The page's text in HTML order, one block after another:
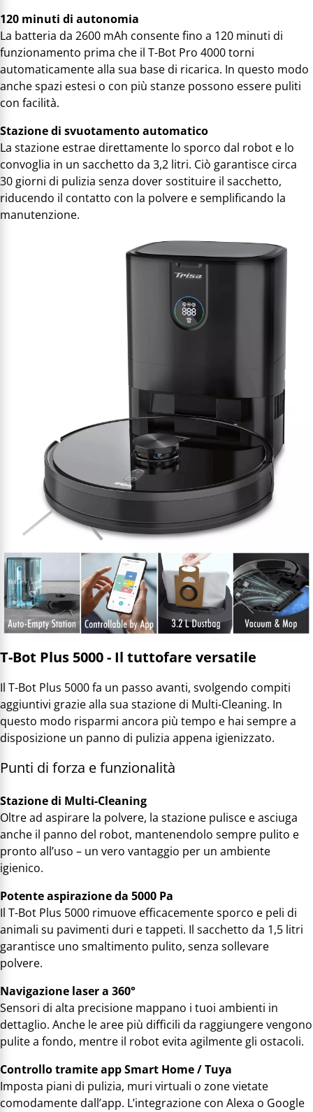
120 minuti di autonomia
La batteria da 2600 mAh consente fino a 120 minuti di
funzionamento prima che il T-Bot Pro 4000 torni
automaticamente alla sua base di ricarica. In questo modo
anche spazi estesi o con più stanze possono essere puliti
con facilità.
Stazione di svuotamento automatico
La stazione estrae direttamente lo sporco dal robot e lo
convoglia in un sacchetto da 3,2 litri. Ciò garantisce circa
30 giorni di pulizia senza dover sostituire il sacchetto,
riducendo il contatto con la polvere e semplificando la
manutenzione.
T-Bot Plus 5000 - Il tuttofare versatile
Il T-Bot Plus 5000 fa un passo avanti, svolgendo compiti
aggiuntivi grazie alla sua stazione di Multi-Cleaning. In
questo modo risparmi ancora più tempo e hai sempre a
disposizione un panno di pulizia appena igienizzato.
Punti di forza e funzionalità
Stazione di Multi-Cleaning
Oltre ad aspirare la polvere, la stazione pulisce e asciuga
anche il panno del robot, mantenendolo sempre pulito e
pronto all’uso – un vero vantaggio per un ambiente
igienico.
Potente aspirazione da 5000 Pa
Il T-Bot Plus 5000 rimuove efficacemente sporco e peli di
animali su pavimenti duri e tappeti. Il sacchetto da 1,5 litri
garantisce uno smaltimento pulito, senza sollevare
polvere.
Navigazione laser a 360°
Sensori di alta precisione mappano i tuoi ambienti in
dettaglio. Anche le aree più difficili da raggiungere vengono
pulite a fondo, mentre il robot evita agilmente gli ostacoli.
Controllo tramite app Smart Home / Tuya
Imposta piani di pulizia, muri virtuali o zone vietate
comodamente dall’app. L’integrazione con Alexa o Google